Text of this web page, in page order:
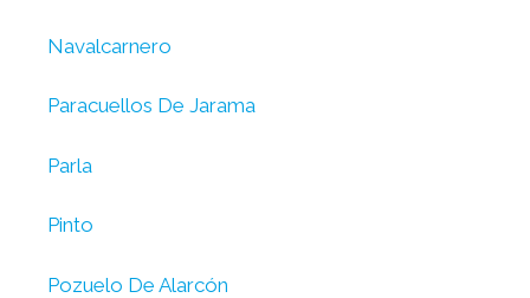
Navalcarnero
Paracuellos De Jarama
Parla
Pinto
Pozuelo De Alarcón